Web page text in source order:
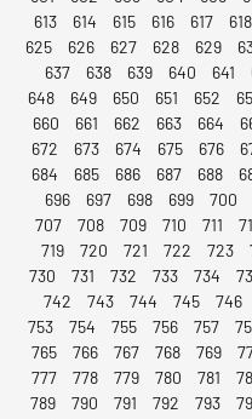
613
614 615 616 617 618
625
626 627 628 629
637
638 639 640 641
648
649 650 651 652
660
661 662 663 664
672
673 674 675 676
684
685 686 687 688
696
697 698 699 700
707
708 709 710 711
719
720 721 722 723
730
731 732 733 734
742
743 744 745 746
753
754 755 756 757
765
766 767 768 769
777
778 779 780 781
789
790 791 792 793